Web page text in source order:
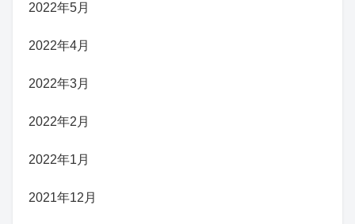
2022年5月
2022年4月
2022年3月
2022年2月
2022年1月
2021年12月